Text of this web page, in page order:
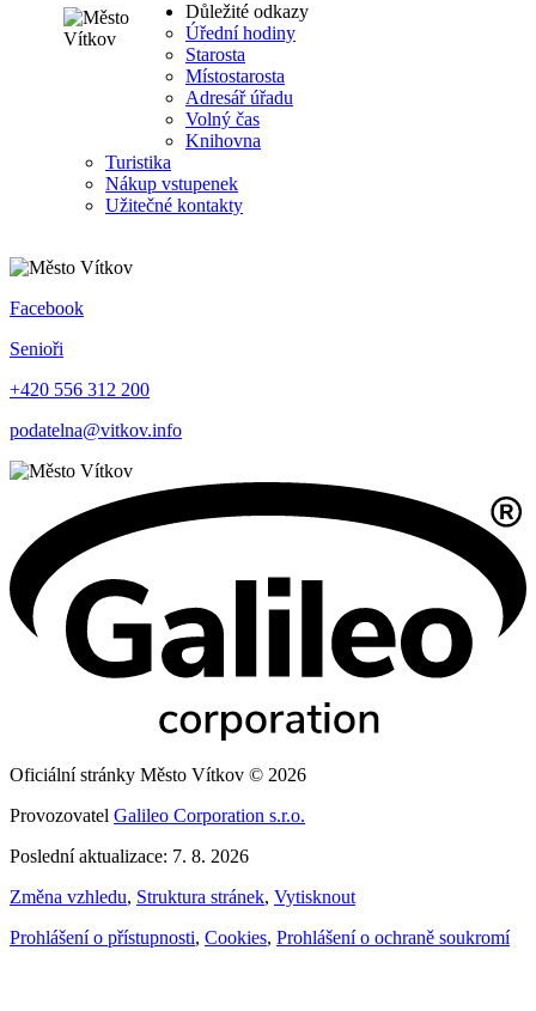
Důležité odkazy
Úřední hodiny
Starosta
Místostarosta
Adresář úřadu
Volný čas
Knihovna
Turistika
Nákup vstupenek
Užitečné kontakty
Facebook
Senioři
+420 556 312 200
podatelna@vitkov.info
Oficiální stránky Město Vítkov © 2026
Provozovatel Galileo Corporation s.r.o.
Poslední aktualizace: 7. 8. 2026
Změna vzhledu, Struktura stránek, Vytisknout
Prohlášení o přístupnosti, Cookies, Prohlášení o ochraně soukromí